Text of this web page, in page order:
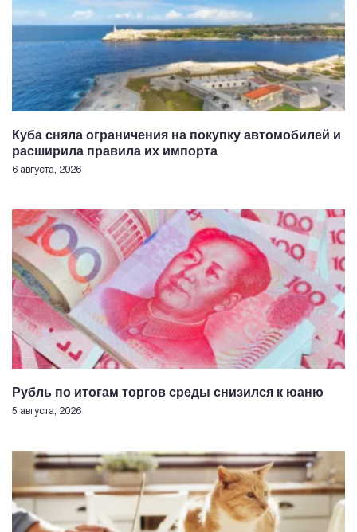
Куба сняла ограничения на покупку автомобилей и
расширила правила их импорта
6 августа, 2026
Рубль по итогам торгов среды снизился к юаню
5 августа, 2026